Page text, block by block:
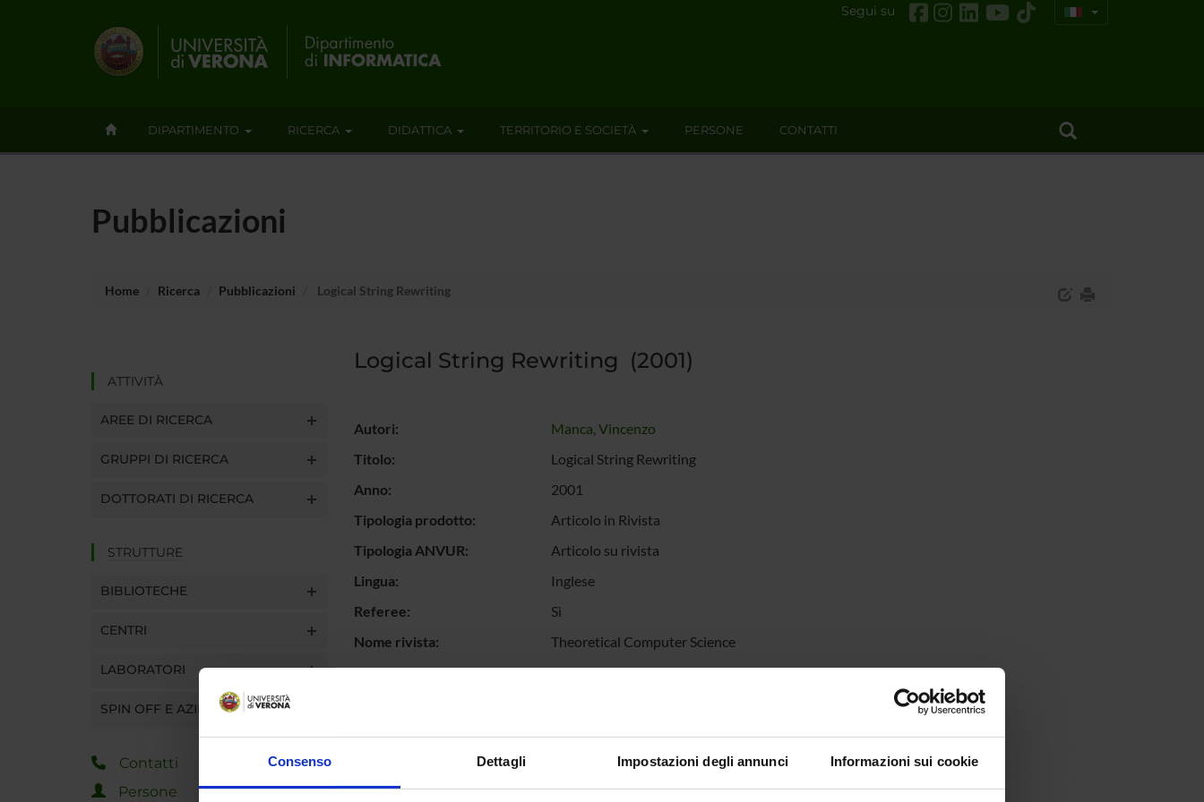
Consenso Dettagli Impostazioni degli annunci Informazioni sui cookie
Segui su
DIPARTIMENTO RICERCA DIDATTICA TERRITORIO E SOCIETÀ PERSONE CONTATTI
Pubblicazioni
Home Ricerca Pubblicazioni Logical String Rewriting
ATTIVITÀ
AREE DI RICERCA
GRUPPI DI RICERCA
DOTTORATI DI RICERCA
STRUTTURE
BIBLIOTECHE
CENTRI
LABORATORI
SPIN OFF E AZIENDE
Contatti
Persone
Logical String Rewriting (2001)
Autori:
Manca, Vincenzo
Titolo:
Logical String Rewriting
Anno:
2001
Tipologia prodotto:
Articolo in Rivista
Tipologia ANVUR:
Articolo su rivista
Lingua:
Inglese
Referee:
Sì
Nome rivista:
Theoretical Computer Science
ISSN Rivista:
0304-3975
Editore:
Elsevier
Id prodotto:
119